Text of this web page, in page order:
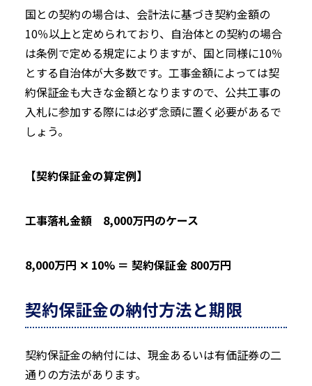
国との契約の場合は、会計法に基づき契約金額の
10％以上と定められており、自治体との契約の場合
は条例で定める規定によりますが、国と同様に10％
とする自治体が大多数です。工事金額によっては契
約保証金も大きな金額となりますので、公共工事の
入札に参加する際には必ず念頭に置く必要があるで
しょう。
【契約保証金の算定例】
工事落札金額 8,000万円のケース
8,000万円 ✕ 10% ＝ 契約保証金 800万円
契約保証金の納付方法と期限
契約保証金の納付には、現金あるいは有価証券の二
通りの方法があります。